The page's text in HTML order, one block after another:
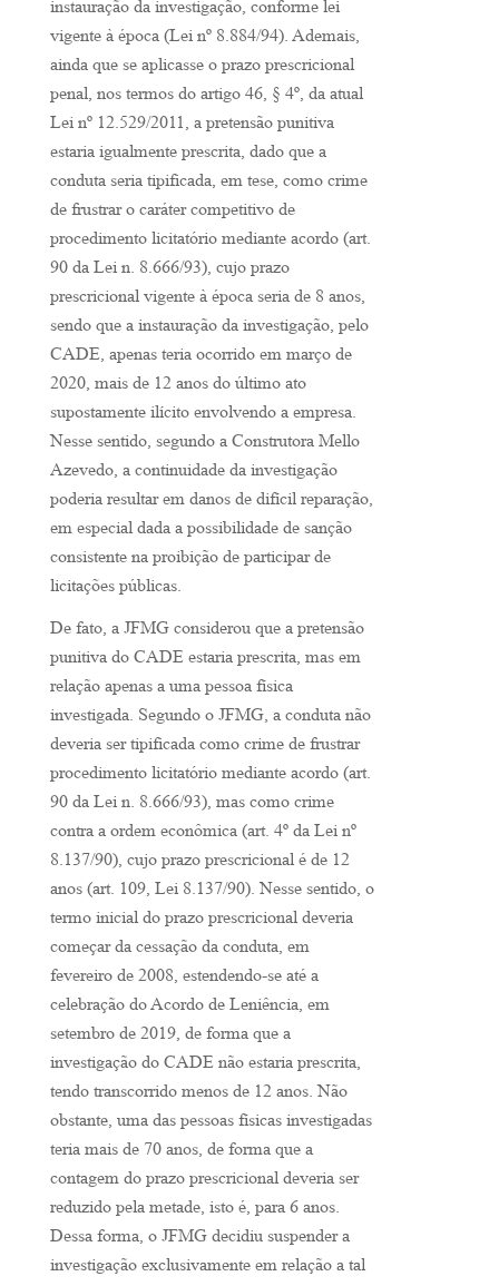
instauração da investigação, conforme lei
vigente à época (Lei nº 8.884/94). Ademais,
ainda que se aplicasse o prazo prescricional
penal, nos termos do artigo 46, § 4º, da atual
Lei nº 12.529/2011, a pretensão punitiva
estaria igualmente prescrita, dado que a
conduta seria tipificada, em tese, como crime
de frustrar o caráter competitivo de
procedimento licitatório mediante acordo (art.
90 da Lei n. 8.666/93), cujo prazo
prescricional vigente à época seria de 8 anos,
sendo que a instauração da investigação, pelo
CADE, apenas teria ocorrido em março de
2020, mais de 12 anos do último ato
supostamente ilícito envolvendo a empresa.
Nesse sentido, segundo a Construtora Mello
Azevedo, a continuidade da investigação
poderia resultar em danos de difícil reparação,
em especial dada a possibilidade de sanção
consistente na proibição de participar de
licitações públicas.
De fato, a JFMG considerou que a pretensão
punitiva do CADE estaria prescrita, mas em
relação apenas a uma pessoa física
investigada. Segundo o JFMG, a conduta não
deveria ser tipificada como crime de frustrar
procedimento licitatório mediante acordo (art.
90 da Lei n. 8.666/93), mas como crime
contra a ordem econômica (art. 4º da Lei nº
8.137/90), cujo prazo prescricional é de 12
anos (art. 109, Lei 8.137/90). Nesse sentido, o
termo inicial do prazo prescricional deveria
começar da cessação da conduta, em
fevereiro de 2008, estendendo-se até a
celebração do Acordo de Leniência, em
setembro de 2019, de forma que a
investigação do CADE não estaria prescrita,
tendo transcorrido menos de 12 anos. Não
obstante, uma das pessoas físicas investigadas
teria mais de 70 anos, de forma que a
contagem do prazo prescricional deveria ser
reduzido pela metade, isto é, para 6 anos.
Dessa forma, o JFMG decidiu suspender a
investigação exclusivamente em relação a tal